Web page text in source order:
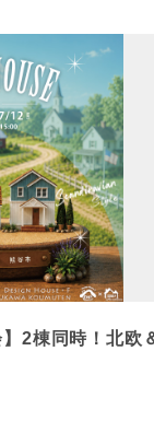
2棟同時！北欧